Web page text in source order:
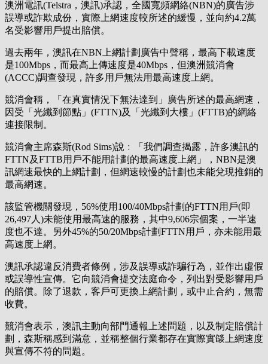
澳洲電訊(Telstra，澳訊)承認，全國寬頻網絡(NBN)的廣告涉
誤導或詐欺成份，實際上網速度較所述的緩慢，並向約4.2萬
名受影響用戶提出賠償。
過去兩年，澳訊在NBN上網計劃廣告中聲稱，最高下載速度
是100Mbps，而最高上傳速度是40Mbps，但澳洲競消會
(ACCC)調查發現，許多用戶無法用最高速度上網。
競消會稱，「在真實情況下無法達到」廣告所述的最高網速，
因受「光纖到節點」(FTTN)及「光纖到大樓」(FTTB)的網絡
連接限制。
競消會主席森斯(Rod Sims)說﹕「我們調查揭露，許多澳訊的
FTTN及FTTB用戶不能用計劃的最高速度上網」，NBN是澳
訊網速最快的上網計劃，但網速較慢的計劃也未能兌現推銷的
最高網速。
該監管機關發現，56%使用100/40Mbps計劃的FTTN用戶(即
26,497人)未能使用最高速的服務，其中9,606宗個案，一半速
度也不達。另外45%的50/20Mbps計劃FTTN用戶，亦未能用最
高速度上網。
澳訊承認違反消費者條例，涉及誤導或詐騙行為，並作出虛假
或誤導性宣傳。它向競消會提交法庭命令，列出對受影響用戶
的賠償。除了退款，客戶可更換上網計劃，或中止合約，無需
收費。
競消會表示，澳訊主動向部門通報上述問題，以及制定賠償計
劃，森斯稱感到滿意，並稱整個行業都存在實際實燄上網速度
與宣傳不符的問題。